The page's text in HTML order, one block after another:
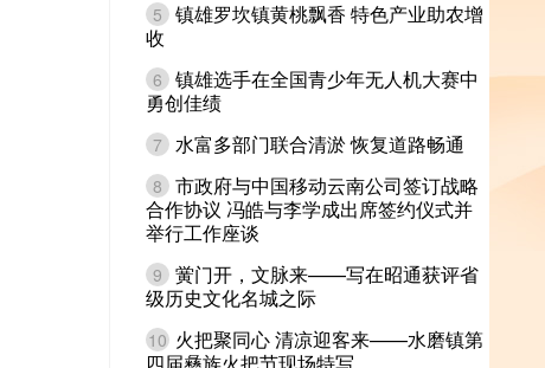
5 镇雄罗坎镇黄桃飘香 特色产业助农增
收
6 镇雄选手在全国青少年无人机大赛中
勇创佳绩
7 水富多部门联合清淤 恢复道路畅通
8 市政府与中国移动云南公司签订战略
合作协议 冯皓与李学成出席签约仪式并
举行工作座谈
9 黉门开，文脉来——写在昭通获评省
级历史文化名城之际
10 火把聚同心 清凉迎客来——水磨镇第